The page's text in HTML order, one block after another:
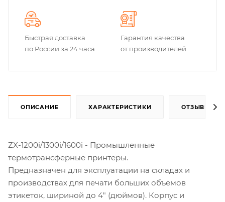
Быстрая доставка
по России за 24 часа
Гарантия качества
от производителей
ОПИСАНИЕ ХАРАКТЕРИСТИКИ ОТЗЫВЫ
ZX-1200i/1300i/1600i - Промышленные
термотрансферные принтеры.
Предназначен для эксплуатации на складах и
производствах для печати больших объемов
этикеток, шириной до 4" (дюймов). Корпус и